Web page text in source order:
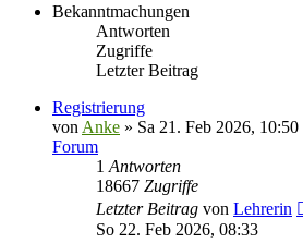
Bekanntmachungen
Antworten
Zugriffe
Letzter Beitrag
Registrierung
von Anke » Sa 21. Feb 2026, 10:50
Forum
1 Antworten
18667 Zugriffe
Letzter Beitrag von Lehrerin
So 22. Feb 2026, 08:33